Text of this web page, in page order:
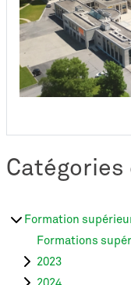
Catégories
Formation
Formations
2023